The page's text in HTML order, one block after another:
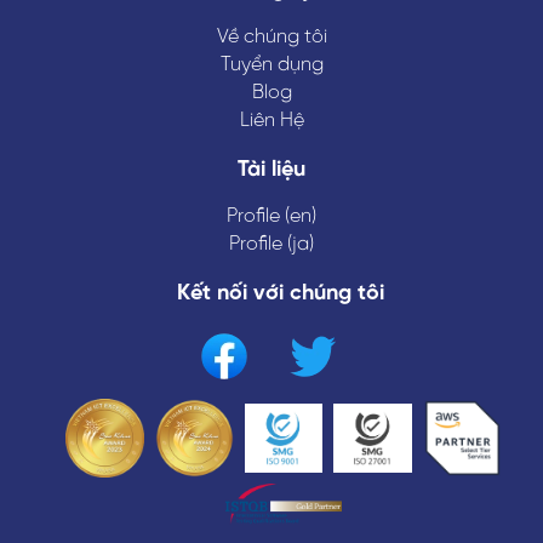
Về chúng tôi
Tuyển dụng
Blog
Liên Hệ
Tài liệu
Profile (en)
Profile (ja)
Kết nối với chúng tôi